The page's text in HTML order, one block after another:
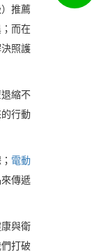
推薦
而在
照護
縮不
行動
電動
傳遞
與衛
打破